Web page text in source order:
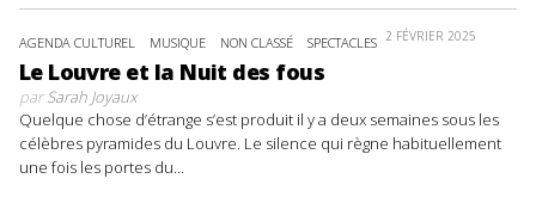
AGENDA CULTUREL MUSIQUE NON CLASSÉ SPECTACLES 2 FÉVRIER 2025
Le Louvre et la Nuit des fous
parSarah Joyaux
Quelque chose d’étrange s’est produit il y a deux semaines sous les
célèbres pyramides du Louvre. Le silence qui règne habituellement
une fois les portes du...